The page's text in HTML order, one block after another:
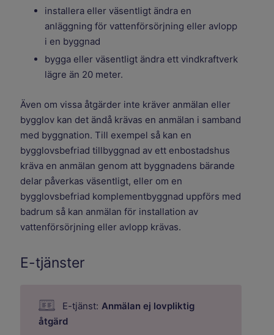
installera eller väsentligt ändra en
anläggning för vattenförsörjning eller avlopp
i en byggnad
bygga eller väsentligt ändra ett vindkraftverk
lägre än 20 meter.
Även om vissa åtgärder inte kräver anmälan eller
bygglov kan det ändå krävas en anmälan i samband
med byggnation. Till exempel så kan en
bygglovsbefriad tillbyggnad av ett enbostadshus
kräva en anmälan genom att byggnadens bärande
delar påverkas väsentligt, eller om en
bygglovsbefriad komplementbyggnad uppförs med
badrum så kan anmälan för installation av
vattenförsörjning eller avlopp krävas.
E-tjänster
E-tjänst: Anmälan ej lovpliktig
åtgärd